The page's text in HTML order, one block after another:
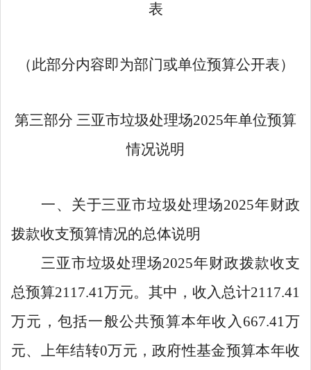
表
（此部分内容即为部门或单位预算公开表）
第三部分 三亚市垃圾处理场2025年单位预算
情况说明
一、关于三亚市垃圾处理场2025年财政
拨款收支预算情况的总体说明
三亚市垃圾处理场2025年财政拨款收支
总预算2117.41万元。其中，收入总计2117.41
万元，包括一般公共预算本年收入 667.41 万
元、上年结转0万元，政府性基金预算本年收